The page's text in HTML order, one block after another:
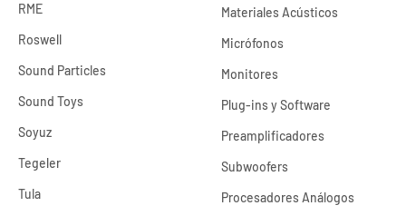
RME
Roswell
Sound Particles
Sound Toys
Soyuz
Tegeler
Tula
Materiales Acústicos
Micrófonos
Monitores
Plug-ins y Software
Preamplificadores
Subwoofers
Procesadores Análogos